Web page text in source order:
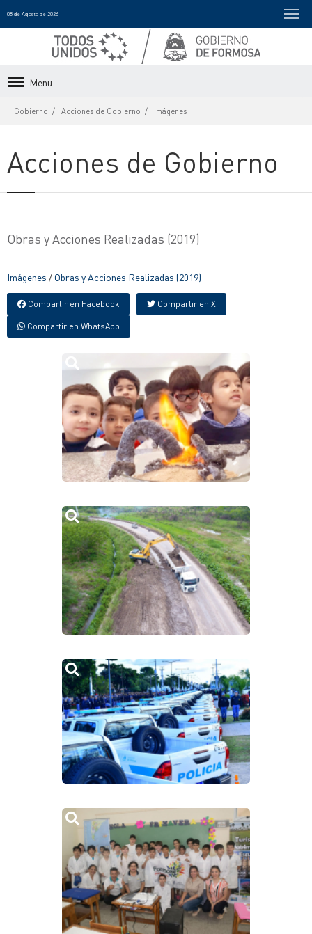
08 de Agosto de 2026
Menu
Gobierno Acciones de Gobierno Imágenes
Acciones de Gobierno
Obras y Acciones Realizadas (2019)
Imágenes / Obras y Acciones Realizadas (2019)
Compartir en Facebook Compartir en X
Compartir en WhatsApp